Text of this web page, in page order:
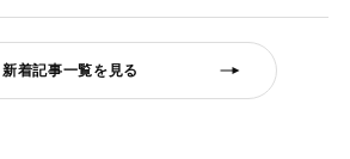
新着記事一覧を見る